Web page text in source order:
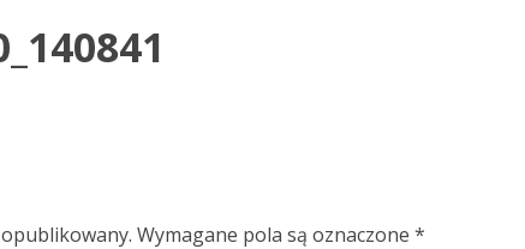
Wymagane pola są oznaczone *